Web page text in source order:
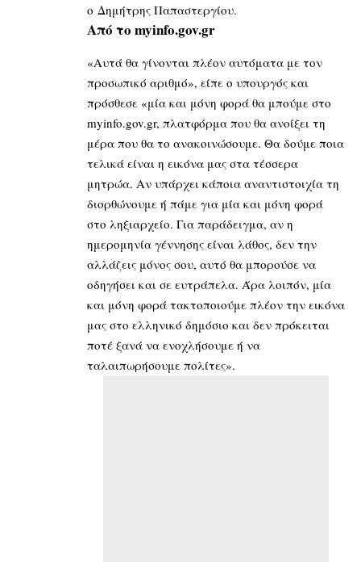
ο Δημήτρης Παπαστεργίου.
Από το myinfo.gov.gr
«Αυτά θα γίνονται πλέον αυτόματα με τον
προσωπικό αριθμό», είπε ο υπουργός και
πρόσθεσε «μία και μόνη φορά θα μπούμε στο
myinfo.gov.gr, πλατφόρμα που θα ανοίξει τη
μέρα που θα το ανακοινώσουμε. Θα δούμε ποια
τελικά είναι η εικόνα μας στα τέσσερα
μητρώα. Αν υπάρχει κάποια αναντιστοιχία τη
διορθώνουμε ή πάμε για μία και μόνη φορά
στο ληξιαρχείο. Για παράδειγμα, αν η
ημερομηνία γέννησης είναι λάθος, δεν την
αλλάζεις μόνος σου, αυτό θα μπορούσε να
οδηγήσει και σε ευτράπελα. Άρα λοιπόν, μία
και μόνη φορά τακτοποιούμε πλέον την εικόνα
μας στο ελληνικό δημόσιο και δεν πρόκειται
ποτέ ξανά να ενοχλήσουμε ή να
ταλαιπωρήσουμε πολίτες».